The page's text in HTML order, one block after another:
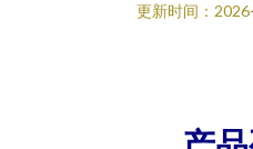
更新时间：